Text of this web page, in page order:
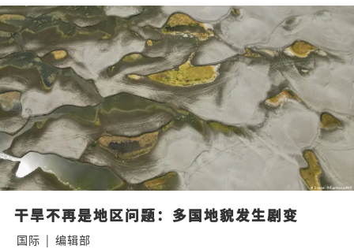
干旱不再是地区问题：多国地貌发生剧变
国际 | 编辑部